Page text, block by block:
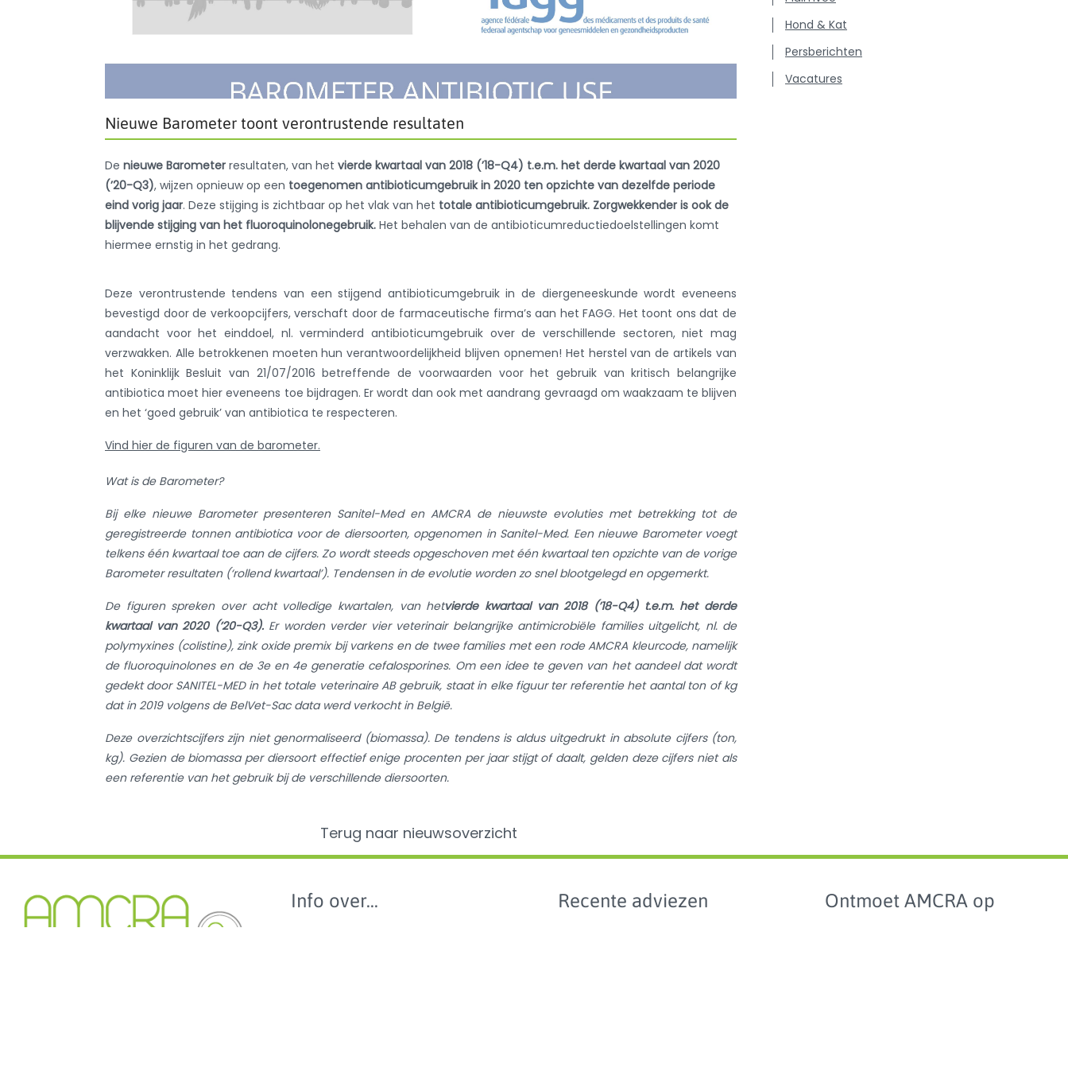
Nieuwe Barometer toont verontrustende resultaten
De nieuwe Barometer resultaten, van het vierde kwartaal van 2018 (’18-Q4) t.e.m. het derde kwartaal van 2020
(’20-Q3), wijzen opnieuw op een toegenomen antibioticumgebruik in 2020 ten opzichte van dezelfde periode
eind vorig jaar. Deze stijging is zichtbaar op het vlak van het totale antibioticumgebruik. Zorgwekkender is ook de
blijvende stijging van het fluoroquinolonegebruik. Het behalen van de antibioticumreductiedoelstellingen komt
hiermee ernstig in het gedrang.
Deze verontrustende tendens van een stijgend antibioticumgebruik in de diergeneeskunde wordt eveneens
bevestigd door de verkoopcijfers, verschaft door de farmaceutische firma’s aan het FAGG. Het toont ons dat de
aandacht voor het einddoel, nl. verminderd antibioticumgebruik over de verschillende sectoren, niet mag
verzwakken. Alle betrokkenen moeten hun verantwoordelijkheid blijven opnemen! Het herstel van de artikels van
het Koninklijk Besluit van 21/07/2016 betreffende de voorwaarden voor het gebruik van kritisch belangrijke
antibiotica moet hier eveneens toe bijdragen. Er wordt dan ook met aandrang gevraagd om waakzaam te blijven
en het ‘goed gebruik’ van antibiotica te respecteren.
Vind hier de figuren van de barometer.
Wat is de Barometer?
Bij elke nieuwe Barometer presenteren Sanitel-Med en AMCRA de nieuwste evoluties met betrekking tot de
geregistreerde tonnen antibiotica voor de diersoorten, opgenomen in Sanitel-Med. Een nieuwe Barometer voegt
telkens één kwartaal toe aan de cijfers. Zo wordt steeds opgeschoven met één kwartaal ten opzichte van de vorige
Barometer resultaten (‘rollend kwartaal’). Tendensen in de evolutie worden zo snel blootgelegd en opgemerkt.
De figuren spreken over acht volledige kwartalen, van hetvierde kwartaal van 2018 (’18-Q4) t.e.m. het derde
kwartaal van 2020 (’20-Q3).Er worden verder vier veterinair belangrijke antimicrobiële families uitgelicht, nl. de
polymyxines (colistine), zink oxide premix bij varkens en de twee families met een rode AMCRA kleurcode, namelijk
de fluoroquinolones en de 3e en 4e generatie cefalosporines. Om een idee te geven van het aandeel dat wordt
gedekt door SANITEL-MED in het totale veterinaire AB gebruik, staat in elke figuur ter referentie het aantal ton of kg
dat in 2019 volgens de BelVet-Sac data werd verkocht in België.
Deze overzichtscijfers zijn niet genormaliseerd (biomassa). De tendens is aldus uitgedrukt in absolute cijfers (ton,
kg). Gezien de biomassa per diersoort effectief enige procenten per jaar stijgt of daalt, gelden deze cijfers niet als
een referentie van het gebruik bij de verschillende diersoorten.
Terug naar nieuwsoverzicht
Hond & Kat
Persberichten
Vacatures
Info over... Recente adviezen Ontmoet AMCRA op